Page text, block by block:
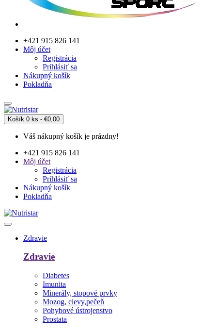
+421 915 826 141
Môj účet
Registrácia
Prihlásiť sa
Nákupný košík
Pokladňa
Košík 0 ks - €0,00
Váš nákupný košík je prázdny!
+421 915 826 141
Môj účet
Registrácia
Prihlásiť sa
Nákupný košík
Pokladňa
Zdravie
Zdravie
Diabetes
Imunita
Minerály, stopové prvky
Mozog, cievy,pečeň
Pohybové ústrojenstvo
Prostata